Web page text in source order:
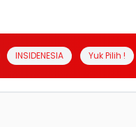
INSIDENESIA Yuk Pilih !